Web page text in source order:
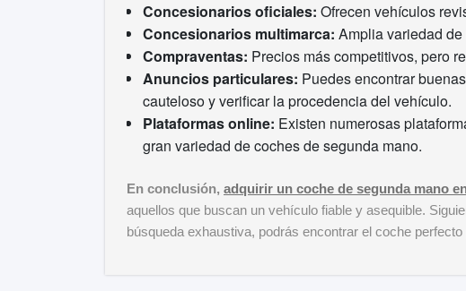
Concesionarios oficiales: Ofrecen vehículos
Concesionarios multimarca: Amplia variedad
Compraventas: Precios más competitivos, pero
Anuncios particulares: Puedes encontrar
cauteloso y verificar la procedencia del vehículo.
Plataformas online: Existen numerosas
gran variedad de coches de segunda mano.
En conclusión, adquirir un coche de segunda mano
aquellos que buscan un vehículo fiable y asequible.
búsqueda exhaustiva, podrás encontrar el coche